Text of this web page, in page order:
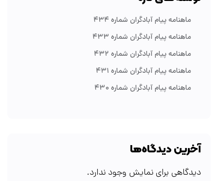
ماهنامه پیام آبادگران شماره ۴۳۴
ماهنامه پیام آبادگران شماره ۴۳۳
ماهنامه پیام آبادگران شماره ۴۳۲
ماهنامه پیام آبادگران شماره ۴۳۱
ماهنامه پیام آبادگران شماره ۴۳۰
آخرین دیدگاه‌ها
دیدگاهی برای نمایش وجود ندارد.